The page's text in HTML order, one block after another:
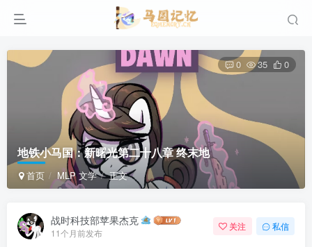
地铁小马国：新曙光第二十八章 终末地
首页 MLP 文学 正文
0 35 0
战时科技部苹果杰克
11个月前发布
关注 私信